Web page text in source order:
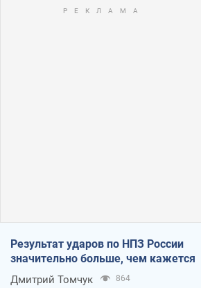
Результат ударов по НПЗ России
значительно больше, чем кажется
Дмитрий Томчук 864